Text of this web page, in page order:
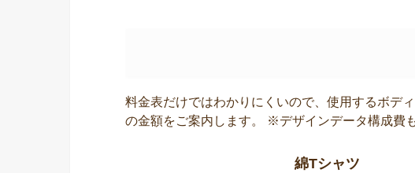
料金表だけではわかりにくいので、使用するボデ
の金額をご案内します。 ※デザインデータ構成費
綿Tシャツ